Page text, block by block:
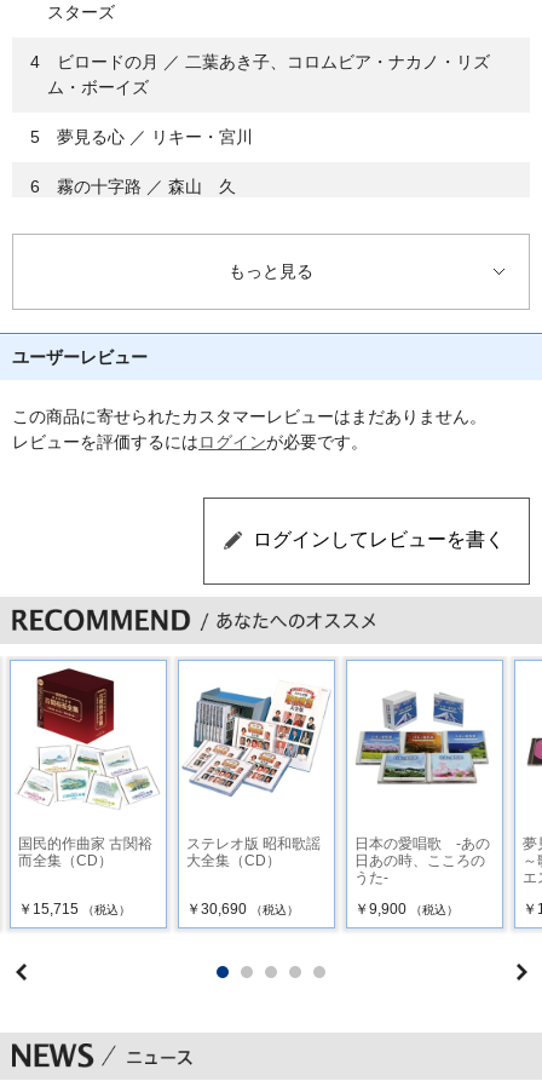
スターズ
4 ビロードの月 ／ 二葉あき子、コロムビア・ナカノ・リズ
ム・ボーイズ
5 夢見る心 ／ リキー・宮川
6 霧の十字路 ／ 森山 久
7 山寺の和尚さん ／ コロムビア・ナカノ・リズム・ボーイズ
8 別れのブルース ／ 淡谷のり子
9 泪のタンゴ ／ 松平 晃
10 私のトラムペット ／ 淡谷のり子
11 もしもし亀よ ／ コロムビア・ナカノ・リズム・シスターズ
13 バンジョーで唄えば ／ 中野忠晴
14 南京みやげ ／ ミス・コロムビア
15 舞踏会の手帖 ／ ミス・コロムビア
16 ジャズ浪曲 ／ コロムビア・ナカノ・リズム・ボーイズ
17 想い出のブルース ／ 淡谷のり子
18 誕生日の午後 ／ 淡谷のり子
Disc2
1 散りゆく花 ／ ベティ・稲田
2 チャイナ・タンゴ ／ 中野忠晴
もっと見る
ユーザーレビュー
この商品に寄せられたカスタマーレビューはまだありません。
レビューを評価するにはログインが必要です。
国民的作曲家 古関裕
而全集（CD）
￥15,715 （税込）
ステレオ版 昭和歌謡
大全集（CD）
￥30,690 （税込）
日本の愛唱歌 -あの
日あの時、こころの
うた-
￥9,900
（税込）
夢
～
エ